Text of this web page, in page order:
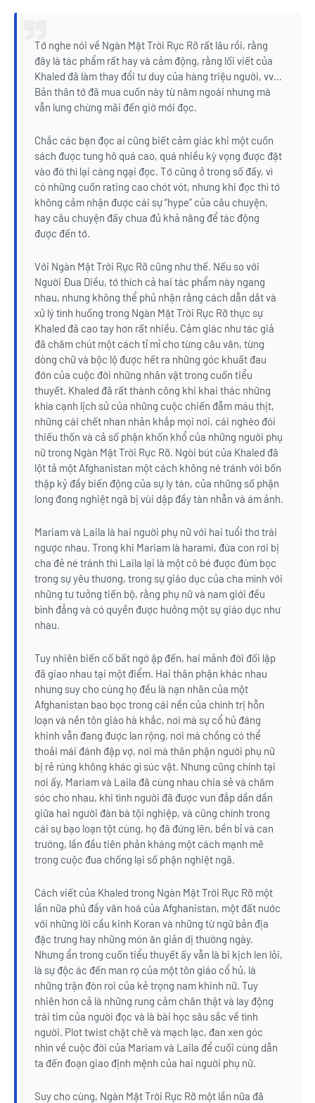
Tớ nghe nói về Ngàn Mặt Trời Rực Rỡ rất lâu rồi, rằng
đây là tác phẩm rất hay và cảm động, rằng lối viết của
Khaled đã làm thay đổi tư duy của hàng triệu người, vv…
Bản thân tớ đã mua cuốn này từ năm ngoái nhưng mà
vẫn lưng chừng mãi đến giờ mới đọc.
Chắc các bạn đọc ai cũng biết cảm giác khi một cuốn
sách được tung hô quá cao, quá nhiều kỳ vọng được đặt
vào đó thì lại càng ngại đọc. Tớ cũng ở trong số đấy, vì
có những cuốn rating cao chót vót, nhưng khi đọc thì tớ
không cảm nhận được cái sự “hype” của câu chuyện,
hay câu chuyện đấy chưa đủ khả năng để tác động
được đến tớ.
Với Ngàn Mặt Trời Rực Rỡ cũng như thế. Nếu so với
Người Đua Diều, tớ thích cả hai tác phẩm này ngang
nhau, nhưng không thể phủ nhận rằng cách dẫn dắt và
xử lý tình huống trong Ngàn Mặt Trời Rực Rỡ thực sự
Khaled đã cao tay hơn rất nhiều. Cảm giác như tác giả
đã chăm chút một cách tỉ mỉ cho từng câu văn, từng
dòng chữ và bộc lộ được hết ra những góc khuất đau
đớn của cuộc đời những nhân vật trong cuốn tiểu
thuyết. Khaled đã rất thành công khi khai thác những
khía cạnh lịch sử của những cuộc chiến đẫm máu thịt,
những cái chết nhan nhản khắp mọi nơi, cái nghèo đói
thiếu thốn và cả số phận khốn khổ của những người phụ
nữ trong Ngàn Mặt Trời Rực Rỡ. Ngòi bút của Khaled đã
lột tả một Afghanistan một cách không né tránh với bốn
thập kỷ đầy biến động của sự ly tán, của những số phận
long đong nghiệt ngã bị vùi dập đầy tàn nhẫn và ám ảnh.
Mariam và Laila là hai người phụ nữ với hai tuổi thơ trái
ngược nhau. Trong khi Mariam là harami, đứa con rơi bị
cha đẻ né tránh thì Laila lại là một cô bé được đùm bọc
trong sự yêu thương, trong sự giáo dục của cha mình với
những tư tưởng tiến bộ, rằng phụ nữ và nam giới đều
bình đẳng và có quyền được hưởng một sự giáo dục như
nhau.
Tuy nhiên biến cố bất ngờ ập đến, hai mảnh đời đối lập
đã giao nhau tại một điểm. Hai thân phận khác nhau
nhưng suy cho cùng họ đều là nạn nhân của một
Afghanistan bao bọc trong cái nền của chính trị hỗn
loạn và nền tôn giáo hà khắc, nơi mà sự cổ hủ đáng
khinh vẫn đang được lan rộng, nơi mà chồng có thể
thoải mái đánh đập vợ, nơi mà thân phận người phụ nữ
bị rẻ rúng không khác gì súc vật. Nhưng cũng chính tại
nơi ấy, Mariam và Laila đã cùng nhau chia sẻ và chăm
sóc cho nhau, khi tình người đã được vun đắp dần dần
giữa hai người đàn bà tội nghiệp, và cũng chính trong
cái sự bạo loạn tột cùng, họ đã đứng lên, bền bỉ và can
trường, lần đầu tiên phản kháng một cách mạnh mẽ
trong cuộc đua chống lại số phận nghiệt ngã.
Cách viết của Khaled trong Ngàn Mặt Trời Rực Rỡ một
lần nữa phủ đầy văn hoá của Afghanistan, một đất nước
với những lời cầu kinh Koran và những từ ngữ bản địa
đặc trưng hay những món ăn giản dị thường ngày.
Nhưng ẩn trong cuốn tiểu thuyết ấy vẫn là bi kịch len lỏi,
là sự độc ác đến man rợ của một tôn giáo cổ hủ, là
những trận đòn roi của kẻ trọng nam khinh nữ. Tuy
nhiên hơn cả là những rung cảm chân thật và lay động
trái tim của người đọc và là bài học sâu sắc về tình
người. Plot twist chặt chẽ và mạch lạc, đan xen góc
nhìn về cuộc đời của Mariam và Laila để cuối cùng dẫn
ta đến đoạn giao định mệnh của hai người phụ nữ.
Suy cho cùng, Ngàn Mặt Trời Rực Rỡ một lần nữa đã